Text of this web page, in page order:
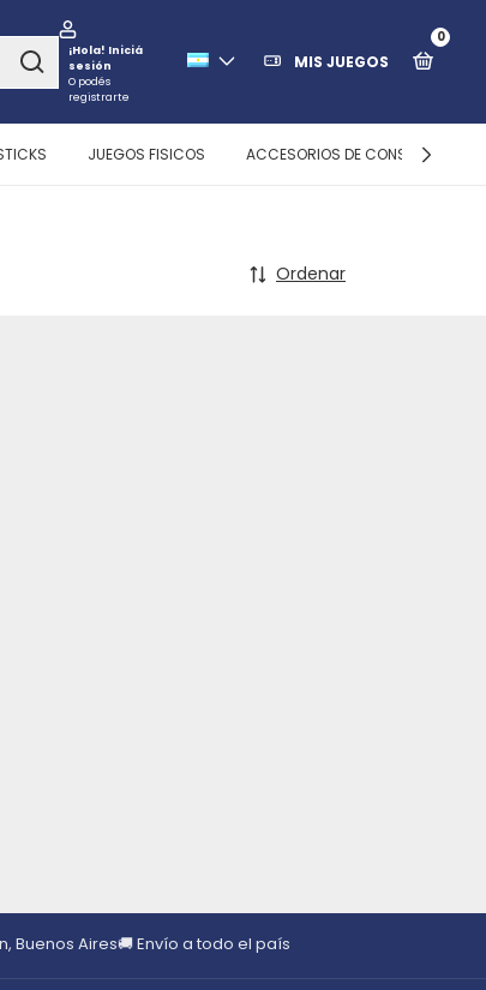
¡Hola! Iniciá
sesión
O podés
registrarte
MIS JUEGOS
0
JUEGOS FISICOS ACCESORIOS DE CONSOLAS
Ordenar
Buenos Aires🚚 Envío a todo el país